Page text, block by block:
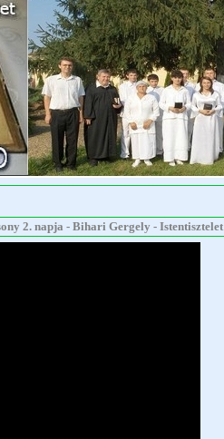
2. napja - Bihari Gergely - Istentisztelet